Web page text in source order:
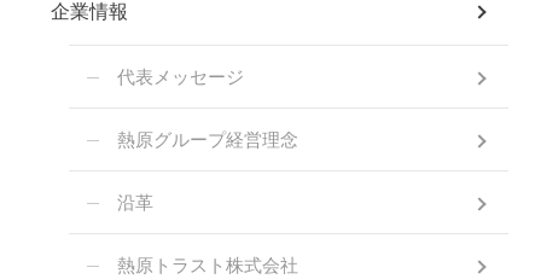
企業情報
代表メッセージ
熱原グループ経営理念
沿革
熱原トラスト株式会社